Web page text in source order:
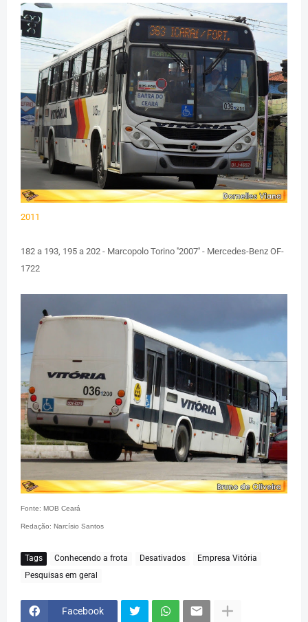
2011
182 a 193, 195 a 202 - Marcopolo Torino ''2007'' - Mercedes-Benz OF-
1722
Fonte: MOB Ceará
Redação: Narcísio Santos
Tags Conhecendo a frota Desativados
Empresa Vitória
Pesquisas em geral
Facebook